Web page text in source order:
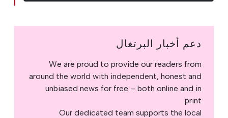
دعم أخبار البرتغال
We are proud to provide our readers from
around the world with independent, honest and
unbiased news for free – both online and in
print.
Our dedicated team supports the local